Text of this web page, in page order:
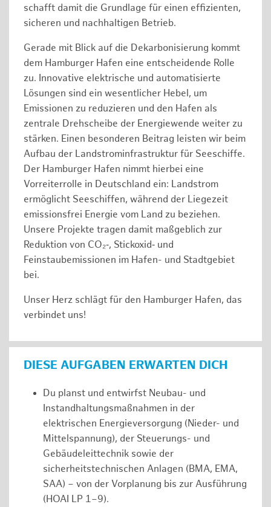
schafft damit die Grundlage für einen effizienten,
sicheren und nachhaltigen Betrieb.
Gerade mit Blick auf die Dekarbonisierung kommt
dem Hamburger Hafen eine entscheidende Rolle
zu. Innovative elektrische und automatisierte
Lösungen sind ein wesentlicher Hebel, um
Emissionen zu reduzieren und den Hafen als
zentrale Drehscheibe der Energiewende weiter zu
stärken. Einen besonderen Beitrag leisten wir beim
Aufbau der Landstrominfrastruktur für Seeschiffe.
Der Hamburger Hafen nimmt hierbei eine
Vorreiterrolle in Deutschland ein: Landstrom
ermöglicht Seeschiffen, während der Liegezeit
emissionsfrei Energie vom Land zu beziehen.
Unsere Projekte tragen damit maßgeblich zur
Reduktion von CO₂‑, Stickoxid‑ und
Feinstaubemissionen im Hafen- und Stadtgebiet
bei.
Unser Herz schlägt für den Hamburger Hafen, das
verbindet uns!
DIESE AUFGABEN ERWARTEN DICH
Du planst und entwirfst Neubau- und
Instandhaltungsmaßnahmen in der
elektrischen Energieversorgung (Nieder- und
Mittelspannung), der Steuerungs- und
Gebäudeleittechnik sowie der
sicherheitstechnischen Anlagen (BMA, EMA,
SAA) – von der Vorplanung bis zur Ausführung
(HOAI LP 1–9).